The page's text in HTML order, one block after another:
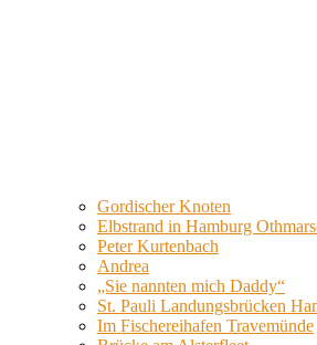
Gordischer Knoten
Elbstrand in Hamburg
Peter Kurtenbach
Andrea
„Sie nannten mich Daddy“
St. Pauli Landungsbrücken
Im Fischereihafen Travemünde